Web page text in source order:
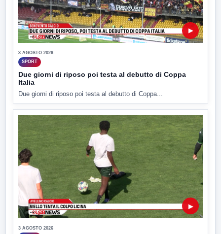
▶
3 AGOSTO 2026
SPORT
Due giorni di riposo poi testa al debutto di Coppa
Italia
Due giorni di riposo poi testa al debutto di Coppa...
▶
3 AGOSTO 2026